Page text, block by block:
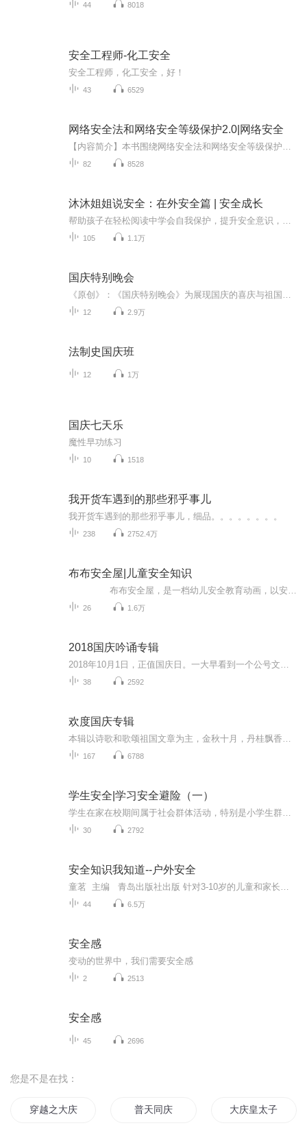
44 8018
安全工程师-化工安全
安全工程师，化工安全，好！
43 6529
网络安全法和网络安全等级保护2.0|网络安全
82 8528
沐沐姐姐说安全：在外安全篇 | 安全成长
105 1.1万
国庆特别晚会
12 2.9万
法制史国庆班
12 1万
国庆七天乐
魔性早功练习
10 1518
我开货车遇到的那些邪乎事儿
我开货车遇到的那些邪乎事儿，细品。。。。。。。。
238 2752.4万
布布安全屋|儿童安全知识
26 1.6万
2018国庆吟诵专辑
38 2592
欢度国庆专辑
167 6788
学生安全|学习安全避险（一）
30 2792
安全知识我知道--户外安全
44 6.5万
安全感
变动的世界中，我们需要安全感
2 2513
安全感
45 2696
您是不是在找：
穿越之大庆帝国 普天同庆 大庆皇太子